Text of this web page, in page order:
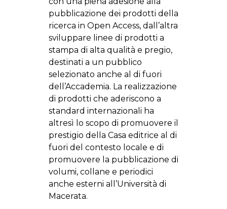
pubblicazione dei prodotti della
ricerca in Open Access, dall’altra
sviluppare linee di prodotti a
stampa di alta qualità e pregio,
destinati a un pubblico
selezionato anche al di fuori
dell’Accademia. La realizzazione
di prodotti che aderiscono a
standard internazionali ha
altresì lo scopo di promuovere il
prestigio della Casa editrice al di
fuori del contesto locale e di
promuovere la pubblicazione di
volumi, collane e periodici
anche esterni all’Università di
Macerata.